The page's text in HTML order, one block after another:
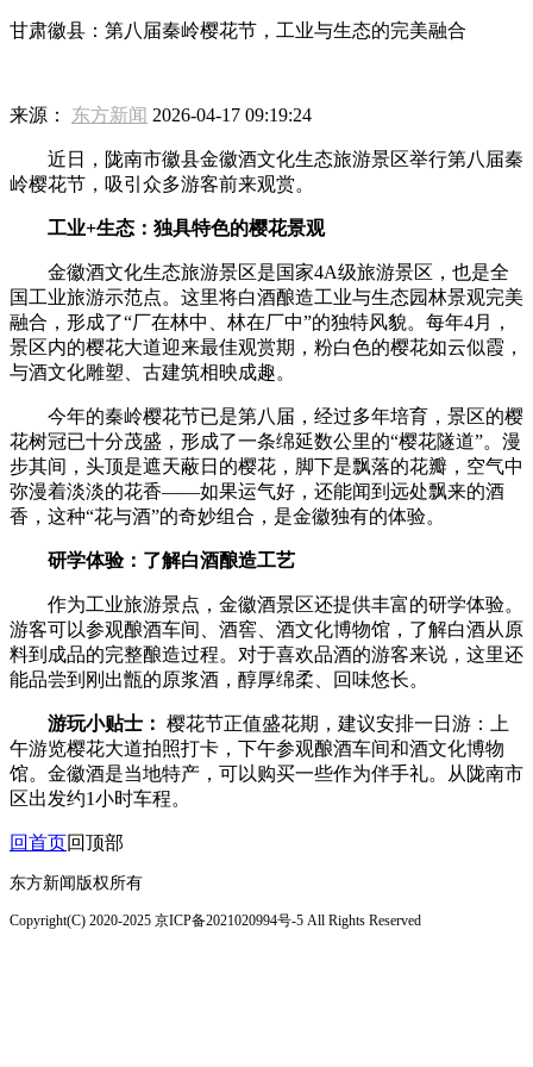
甘肃徽县：第八届秦岭樱花节，工业与生态的完美融合
来源： 东方新闻 2026-04-17 09:19:24
近日，陇南市徽县金徽酒文化生态旅游景区举行第八届秦
岭樱花节，吸引众多游客前来观赏。
工业+生态：独具特色的樱花景观
金徽酒文化生态旅游景区是国家4A级旅游景区，也是全
国工业旅游示范点。这里将白酒酿造工业与生态园林景观完美
融合，形成了“厂在林中、林在厂中”的独特风貌。每年4月，
景区内的樱花大道迎来最佳观赏期，粉白色的樱花如云似霞，
与酒文化雕塑、古建筑相映成趣。
今年的秦岭樱花节已是第八届，经过多年培育，景区的樱
花树冠已十分茂盛，形成了一条绵延数公里的“樱花隧道”。漫
步其间，头顶是遮天蔽日的樱花，脚下是飘落的花瓣，空气中
弥漫着淡淡的花香——如果运气好，还能闻到远处飘来的酒
香，这种“花与酒”的奇妙组合，是金徽独有的体验。
研学体验：了解白酒酿造工艺
作为工业旅游景点，金徽酒景区还提供丰富的研学体验。
游客可以参观酿酒车间、酒窖、酒文化博物馆，了解白酒从原
料到成品的完整酿造过程。对于喜欢品酒的游客来说，这里还
能品尝到刚出甑的原浆酒，醇厚绵柔、回味悠长。
游玩小贴士： 樱花节正值盛花期，建议安排一日游：上
午游览樱花大道拍照打卡，下午参观酿酒车间和酒文化博物
馆。金徽酒是当地特产，可以购买一些作为伴手礼。从陇南市
区出发约1小时车程。
回首页回顶部
东方新闻版权所有
Copyright(C) 2020-2025 京ICP备2021020994号-5 All Rights Reserved